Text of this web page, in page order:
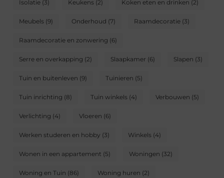
Isolatie (3) Keukens (2) Koken eten en drinken (2)
Meubels (9) Onderhoud (7) Raamdecoratie (3)
Raamdecoratie en zonwering (6)
Serre en overkapping (2) Slaapkamer (6) Slapen (3)
Tuin en buitenleven (9) Tuinieren (5)
Tuin inrichting (8) Tuin winkels (4) Verbouwen (5)
Verlichting (4) Vloeren (6)
Werken studeren en hobby (3) Winkels (4)
Wonen in een appartement (5) Woningen (32)
Woning en Tuin (86) Woning huren (2)